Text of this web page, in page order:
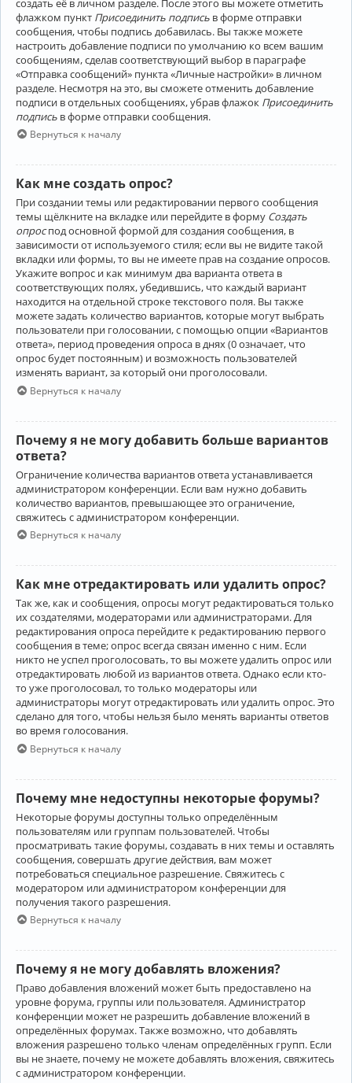
флажком пункт Присоединить подпись в форме отправки
сообщения, чтобы подпись добавилась. Вы также можете
настроить добавление подписи по умолчанию ко всем вашим
сообщениям, сделав соответствующий выбор в параграфе
«Отправка сообщений» пункта «Личные настройки» в личном
разделе. Несмотря на это, вы сможете отменить добавление
подписи в отдельных сообщениях, убрав флажок Присоединить
подпись в форме отправки сообщения.
Вернуться к началу
Как мне создать опрос?
При создании темы или редактировании первого сообщения
темы щёлкните на вкладке или перейдите в форму Создать
опроспод основной формой для создания сообщения, в
зависимости от используемого стиля; если вы не видите такой
вкладки или формы, то вы не имеете прав на создание опросов.
Укажите вопрос и как минимум два варианта ответа в
соответствующих полях, убедившись, что каждый вариант
находится на отдельной строке текстового поля. Вы также
можете задать количество вариантов, которые могут выбрать
пользователи при голосовании, с помощью опции «Вариантов
ответа», период проведения опроса в днях (0 означает, что
опрос будет постоянным) и возможность пользователей
изменять вариант, за который они проголосовали.
Вернуться к началу
Почему я не могу добавить больше вариантов
ответа?
Ограничение количества вариантов ответа устанавливается
администратором конференции. Если вам нужно добавить
количество вариантов, превышающее это ограничение,
свяжитесь с администратором конференции.
Вернуться к началу
Как мне отредактировать или удалить опрос?
Так же, как и сообщения, опросы могут редактироваться только
их создателями, модераторами или администраторами. Для
редактирования опроса перейдите к редактированию первого
сообщения в теме; опрос всегда связан именно с ним. Если
никто не успел проголосовать, то вы можете удалить опрос или
отредактировать любой из вариантов ответа. Однако если кто-
то уже проголосовал, то только модераторы или
администраторы могут отредактировать или удалить опрос. Это
сделано для того, чтобы нельзя было менять варианты ответов
во время голосования.
Вернуться к началу
Почему мне недоступны некоторые форумы?
Некоторые форумы доступны только определённым
пользователям или группам пользователей. Чтобы
просматривать такие форумы, создавать в них темы и оставлять
сообщения, совершать другие действия, вам может
потребоваться специальное разрешение. Свяжитесь с
модератором или администратором конференции для
получения такого разрешения.
Вернуться к началу
Почему я не могу добавлять вложения?
Право добавления вложений может быть предоставлено на
уровне форума, группы или пользователя. Администратор
конференции может не разрешить добавление вложений в
определённых форумах. Также возможно, что добавлять
вложения разрешено только членам определённых групп. Если
вы не знаете, почему не можете добавлять вложения, свяжитесь
с администратором конференции.